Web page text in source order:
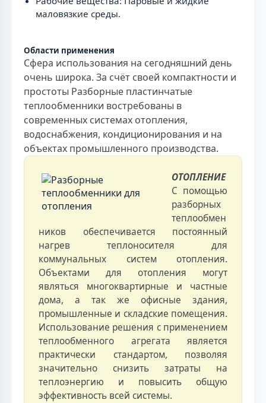
маловязкие среды.
Области применения
Сфера использования на сегодняшний день
очень широка. За счёт своей компактности и
простоты Разборные пластинчатые
теплообменники востребованы в
современных системах отопления,
водоснабжения, кондиционирования и на
объектах промышленного производства.
ОТОПЛЕНИЕ
С помощью
разборных
теплообмен
ников обеспечивается постоянный
нагрев теплоносителя для
коммунальных систем отопления.
Объектами для отопления могут
являться многоквартирные и частные
дома, а так же офисные здания,
промышленные и складские помещения.
Использование решения с применением
теплообменного агрегата является
практически стандартом, позволяя
значительно снизить затраты на
теплоэнергию и повысить общую
эффективность всей системы.